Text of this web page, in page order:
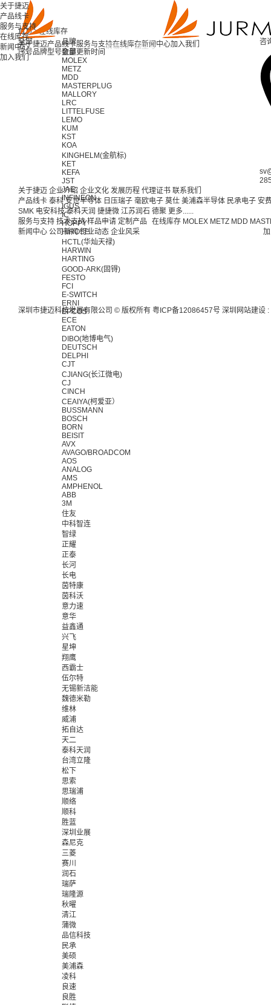
关于捷迈产品线卡服务与支持在线库存新闻中心加入我们
关于捷迈
产品线卡
服务与支持
在线库存
新闻中心
加入我们
首页 >在线库存
咨
全部
品牌
全部
MOLEX
METZ
MDD
MASTERPLUG
MALLORY
LRC
LITTELFUSE
LEMO
KUM
KST
KOA
KINGHELM(金航标)
KET
KEFA
JST
JAE
INFINEON
IGUS
IC
HOPPY
HIROSE
HCTL(华灿天禄)
HARWIN
HARTING
GOOD-ARK(固锝)
FESTO
FCI
E-SWITCH
ERNI
EPCOS
ECE
EATON
DIBO(地博电气)
DEUTSCH
DELPHI
CJT
CJIANG(长江微电)
CJ
CINCH
CEAIYA(柯爱亚）
BUSSMANN
BOSCH
BORN
BEISIT
AVX
AVAGO/BROADCOM
AOS
ANALOG
AMS
AMPHENOL
ABB
3M
住友
中科智连
智绿
正耀
正泰
长河
长电
茵特康
茵科沃
意力速
意华
益鑫通
兴飞
星坤
翔鹰
西霸士
伍尔特
无锡新洁能
魏德米勒
维林
威浦
拓自达
天二
泰科天润
台湾立隆
松下
思索
思瑞浦
顺络
顺科
胜蓝
深圳业展
森尼克
三菱
赛川
润石
瑞萨
瑞隆源
秋曜
清江
蒲微
品信科技
民承
美硕
美浦森
凌科
良速
良胜
序号品牌型号数量更新时间
关于捷迈 企业介绍 企业文化 发展历程 代理证书 联系我们
产品线卡 泰科 安世半导体 日压瑞子 毫欧电子 莫仕 美浦森半导体 民承电子 安
SMK 电安科技 泰科天润 捷捷微 江苏润石 德聚 更多......
服务与支持 技术支持 样品申请 定制产品 在线库存 MOLEX METZ MDD
新闻中心 公司新闻 行业动态 企业风采
深圳市捷迈科技发展有限公司 © 版权所有 粤ICP备12086457号 深圳网站建设 :